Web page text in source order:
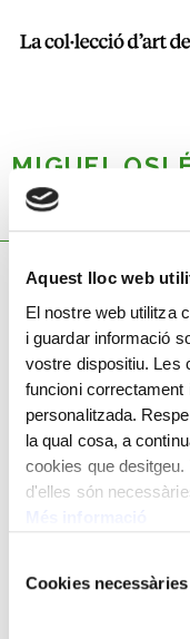
Aquest lloc web
El nostre web utilitza
i guardar informació
vostre dispositiu. Les
funcioni
personalitzada.
la qual cosa, a
cookies que
d'elles són
deCookies necessàries
Menú
MIGUEL
Barcelona, 1879,
Coneix la seva obra